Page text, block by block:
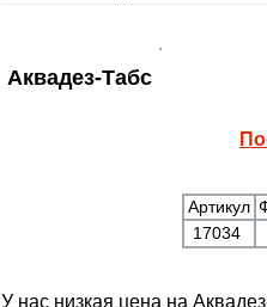
Аквадез-Табс
Артикул
17034
У нас низкая цена на